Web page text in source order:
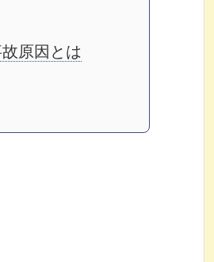
原因とは